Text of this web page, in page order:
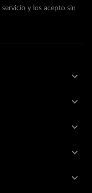
y los acepto sin




keyboard_arrow_down